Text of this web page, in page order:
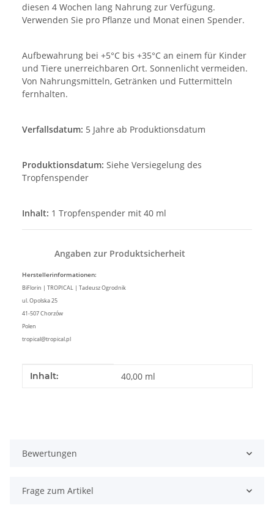
diesen 4 Wochen lang Nahrung zur Verfügung.
Verwenden Sie pro Pflanze und Monat einen Spender.
Aufbewahrung bei +5°C bis +35°C an einem für Kinder
und Tiere unerreichbaren Ort. Sonnenlicht vermeiden.
Von Nahrungsmitteln, Getränken und Futtermitteln
fernhalten.
Verfallsdatum: 5 Jahre ab Produktionsdatum
Produktionsdatum: Siehe Versiegelung des
Tropfenspender
Inhalt: 1 Tropfenspender mit 40 ml
Angaben zur Produktsicherheit
Herstellerinformationen:
BiFlorin | TROPICAL | Tadeusz Ogrodnik
ul. Opolska 25
41-507 Chorzów
Polen
tropical@tropical.pl
Produkteigenschaft
Wert
Inhalt: 40,00 ml
Bewertungen
Frage zum Artikel